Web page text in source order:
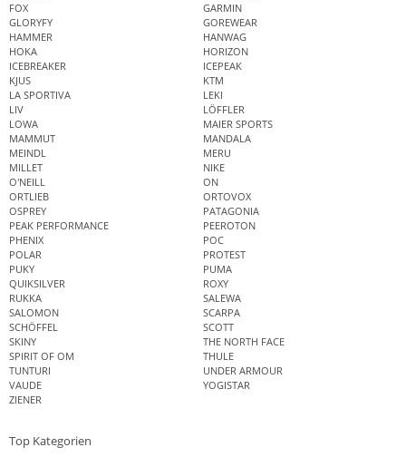
FOX
GARMIN
GLORYFY
GOREWEAR
HAMMER
HANWAG
HOKA
HORIZON
ICEBREAKER
ICEPEAK
KJUS
KTM
LA SPORTIVA
LEKI
LIV
LÖFFLER
LOWA
MAIER SPORTS
MAMMUT
MANDALA
MEINDL
MERU
MILLET
NIKE
O'NEILL
ON
ORTLIEB
ORTOVOX
OSPREY
PATAGONIA
PEAK PERFORMANCE
PEEROTON
PHENIX
POC
POLAR
PROTEST
PUKY
PUMA
QUIKSILVER
ROXY
RUKKA
SALEWA
SALOMON
SCARPA
SCHÖFFEL
SCOTT
SKINY
THE NORTH FACE
SPIRIT OF OM
THULE
TUNTURI
UNDER ARMOUR
VAUDE
YOGISTAR
ZIENER
Top Kategorien